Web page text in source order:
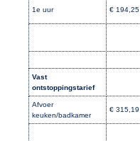
1e uur € 194,25
Vast
ontstoppingstarief
Afvoer
keuken/badkamer
€ 315,19